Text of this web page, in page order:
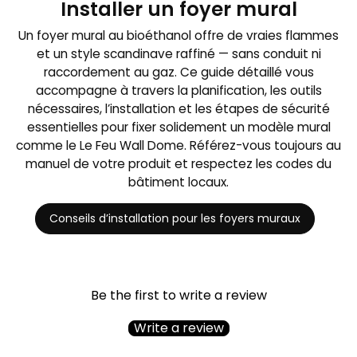
Installer un foyer mural
Un foyer mural au bioéthanol offre de vraies flammes
et un style scandinave raffiné — sans conduit ni
raccordement au gaz. Ce guide détaillé vous
accompagne à travers la planification, les outils
nécessaires, l’installation et les étapes de sécurité
essentielles pour fixer solidement un modèle mural
comme le Le Feu Wall Dome. Référez-vous toujours au
manuel de votre produit et respectez les codes du
bâtiment locaux.
Conseils d’installation pour les foyers muraux
Be the first to write a review
Write a review